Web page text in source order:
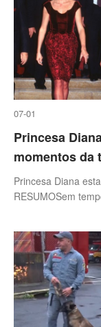
07-01
Princesa
momentos da
Princesa Diana
RESUMOSem